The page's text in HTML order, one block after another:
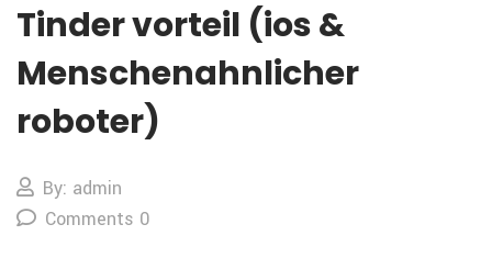
Tinder vorteil (ios &
Menschenahnlicher
roboter)
By: admin
Comments 0